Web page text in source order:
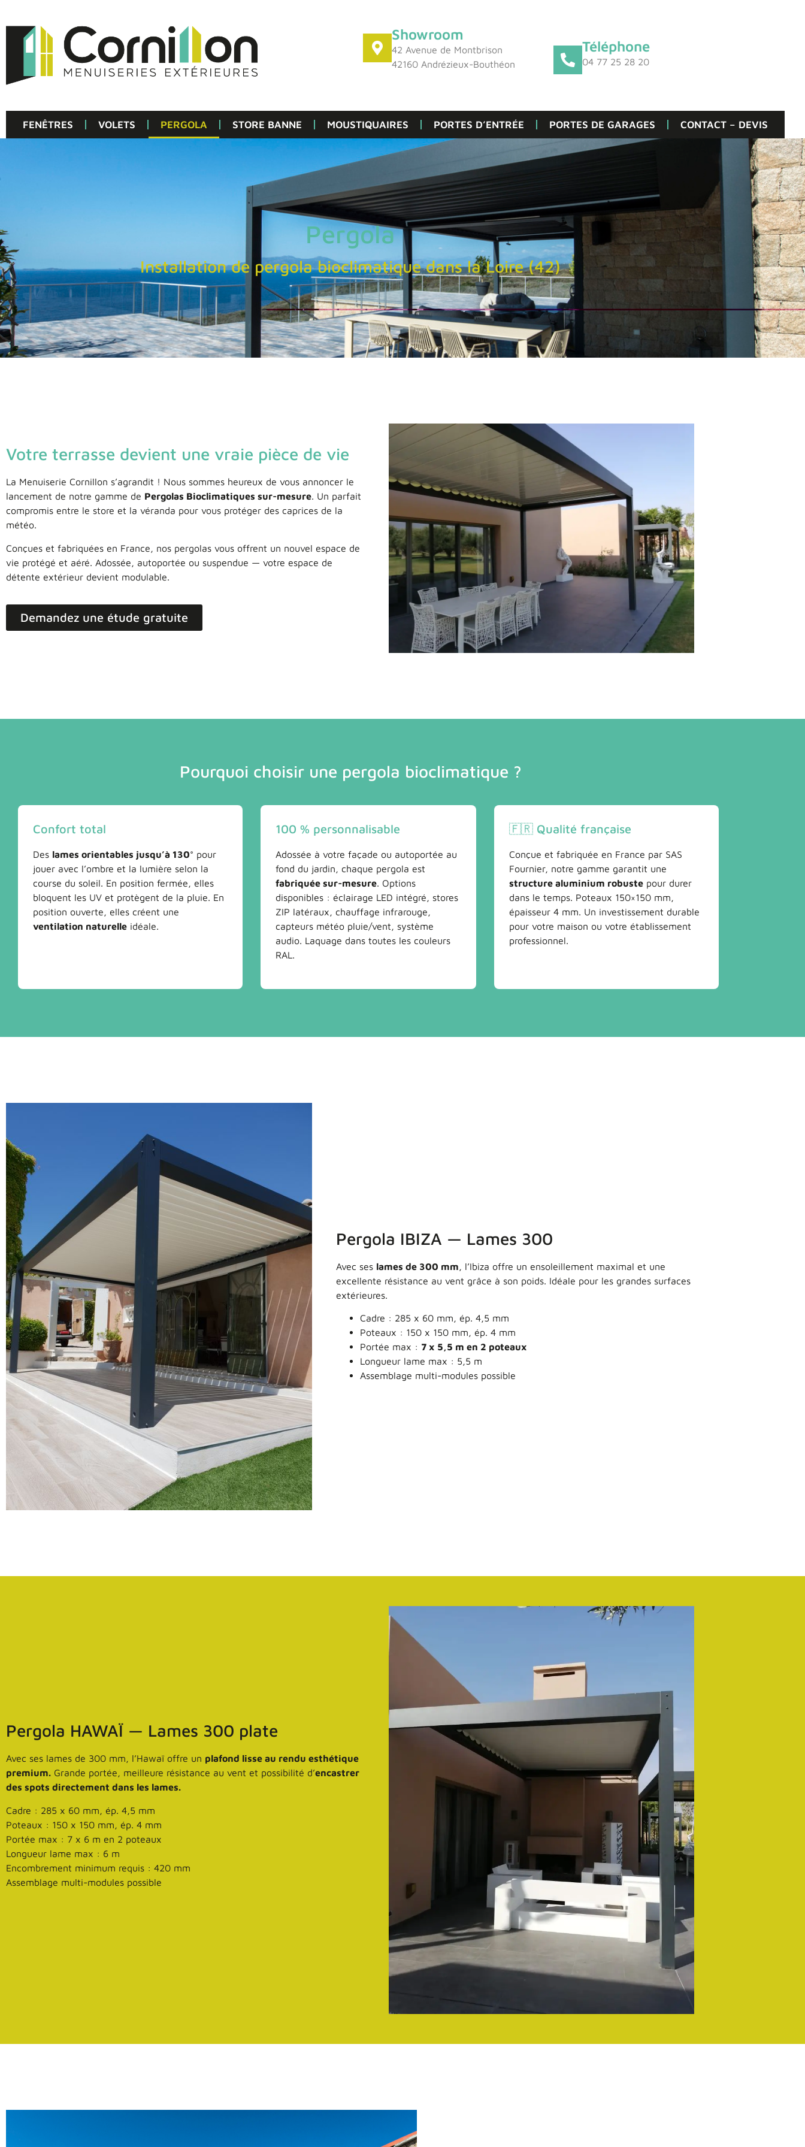
Showroom
42 Avenue de Montbrison
42160 Andrézieux-Bouthéon
Téléphone
04 77 25 28 20
FENÊTRES VOLETS PERGOLA STORE BANNE MOUSTIQUAIRES PORTES D’ENTRÉE PORTES DE GARAGES CONTACT – DEVIS
Pergola
Installation de pergola bioclimatique dans la Loire (42)
Votre terrasse devient une vraie pièce de vie
La Menuiserie Cornillon s’agrandit ! Nous sommes heureux de vous annoncer le
lancement de notre gamme de Pergolas Bioclimatiques sur-mesure. Un parfait
compromis entre le store et la véranda pour vous protéger des caprices de la
météo.
Conçues et fabriquées en France, nos pergolas vous offrent un nouvel espace de
vie protégé et aéré. Adossée, autoportée ou suspendue — votre espace de
détente extérieur devient modulable.
Demandez une étude gratuite
Pourquoi choisir une pergola bioclimatique ?
Confort total
Des lames orientables jusqu’à 130° pour
jouer avec l’ombre et la lumière selon la
course du soleil. En position fermée, elles
bloquent les UV et protègent de la pluie. En
position ouverte, elles créent une
ventilation naturelle idéale.
100 % personnalisable
Adossée à votre façade ou autoportée au
fond du jardin, chaque pergola est
fabriquée sur-mesure. Options
disponibles : éclairage LED intégré, stores
ZIP latéraux, chauffage infrarouge,
capteurs météo pluie/vent, système
audio. Laquage dans toutes les couleurs
RAL.
🇫🇷 Qualité française
Conçue et fabriquée en France par SAS
Fournier, notre gamme garantit une
structure aluminium robustepour durer
dans le temps. Poteaux 150×150 mm,
épaisseur 4 mm. Un investissement durable
pour votre maison ou votre établissement
professionnel.
Pergola IBIZA — Lames 300
Avec ses lames de 300 mm, l’Ibiza offre un ensoleillement maximal et une
excellente résistance au vent grâce à son poids. Idéale pour les grandes surfaces
extérieures.
Cadre : 285 x 60 mm, ép. 4,5 mm
Poteaux : 150 x 150 mm, ép. 4 mm
Portée max : 7 x 5,5 m en 2 poteaux
Longueur lame max : 5,5 m
Assemblage multi-modules possible
Pergola HAWAÏ — Lames 300 plate
Avec ses lames de 300 mm, l’Hawaï offre un plafond lisse au rendu esthétique
premium. Grande portée, meilleure résistance au vent et possibilité d’encastrer
des spots directement dans les lames.
Cadre : 285 x 60 mm, ép. 4,5 mm
Poteaux : 150 x 150 mm, ép. 4 mm
Portée max : 7 x 6 m en 2 poteaux
Longueur lame max : 6 m
Encombrement minimum requis : 420 mm
Assemblage multi-modules possible